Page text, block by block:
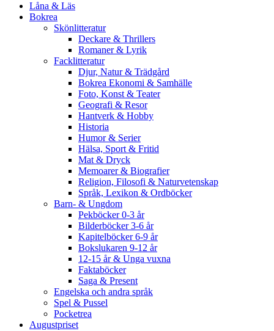
Låna & Läs
Bokrea
Skönlitteratur
Deckare & Thrillers
Romaner & Lyrik
Facklitteratur
Djur, Natur & Trädgård
Bokrea Ekonomi & Samhälle
Foto, Konst & Teater
Geografi & Resor
Hantverk & Hobby
Historia
Humor & Serier
Hälsa, Sport & Fritid
Mat & Dryck
Memoarer & Biografier
Religion, Filosofi & Naturvetenskap
Språk, Lexikon & Ordböcker
Barn- & Ungdom
Pekböcker 0-3 år
Bilderböcker 3-6 år
Kapitelböcker 6-9 år
Bokslukaren 9-12 år
12-15 år & Unga vuxna
Faktaböcker
Saga & Present
Engelska och andra språk
Spel & Pussel
Pocketrea
Augustpriset